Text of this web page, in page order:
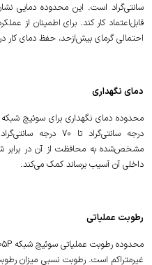
سانتی‌گراد است. این محدوده دمایی
قابل‌اعتماد کار کند. برای اطمینان از
احتمالی گرمای بیش‌ازحد، حفظ دمای
دمای نگهداری
درجه سانتی‌گراد
مشخص‌شده به محافظت از آن در برابر
داخلی آن آسیب برساند کمک می‌کند.
رطوبت عملیاتی
غیرمتراکم است. رطوبت نسبی میزان